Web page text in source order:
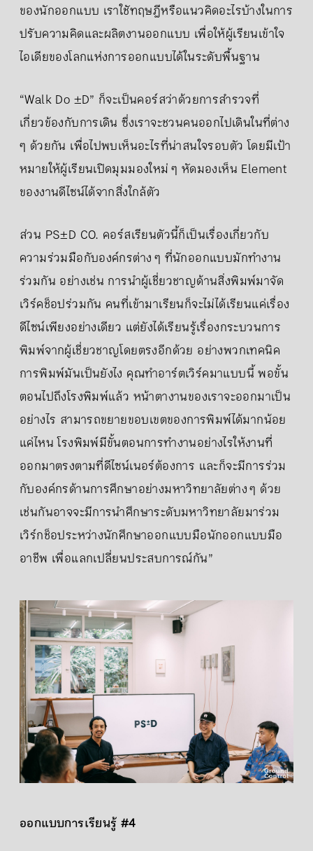
ของนักออกแบบ เราใชัทฤษฎีหรือแนวคิดอะไรบ้างในการ
ปรับความคิดและผลิตงานออกแบบ เพื่อให้ผู้เรียนเข้าใจ
ไอเดียของโลกแห่งการออกแบบได้ในระดับพื้นฐาน
“Walk Do ±D” ก็จะเป็นคอร์สว่าด้วยการสำรวจที่
เกี่ยวข้องกับการเดิน ซึ่งเราจะชวนคนออกไปเดินในที่ต่าง
ๆ ด้วยกัน เพื่อไปพบเห็นอะไรที่น่าสนใจรอบตัว โดยมีเป้า
หมายให้ผู้เรียนเปิดมุมมองใหม่ ๆ หัดมองเห็น Element
ของงานดีไซน์ได้จากสิ่งใกล้ตัว
ส่วน PS±D CO. คอร์สเรียนตัวนี้ก็เป็นเรื่องเกี่ยวกับ
ความร่วมมือกับองค์กรต่าง ๆ ที่นักออกแบบมักทำงาน
ร่วมกัน อย่างเช่น การนำผู้เชี่ยวชาญด้านสิ่งพิมพ์มาจัด
เวิร์คช็อปร่วมกัน คนที่เข้ามาเรียนก็จะไม่ได้เรียนแค่เรื่อง
ดีไซน์เพียงอย่างเดียว แต่ยังได้เรียนรู้เรื่องกระบวนการ
พิมพ์จากผู้เชี่ยวชาญโดยตรงอีกด้วย อย่างพวกเทคนิค
การพิมพ์มันเป็นยังไง คุณทำอาร์ตเวิร์คมาแบบนี้ พอขั้น
ตอนไปถึงโรงพิมพ์แล้ว หน้าตางานของเราจะออกมาเป็น
อย่างไร สามารถขยายขอบเขตของการพิมพ์ได้มากน้อย
แค่ไหน โรงพิมพ์มีขั้นตอนการทำงานอย่างไรให้งานที่
ออกมาตรงตามที่ดีไซน์เนอร์ต้องการ และก็จะมีการร่วม
กับองค์กรด้านการศึกษาอย่างมหาวิทยาลัยต่าง ๆ ด้วย
เช่นกันอาจจะมีการนำศึกษาระดับมหาวิทยาลัยมาร่วม
เวิร์กช็อประหว่างนักศึกษาออกแบบมือนักออกแบบมือ
อาชีพ เพื่อแลกเปลี่ยนประสบการณ์กัน”
ออกแบบการเรียนรู้ #4